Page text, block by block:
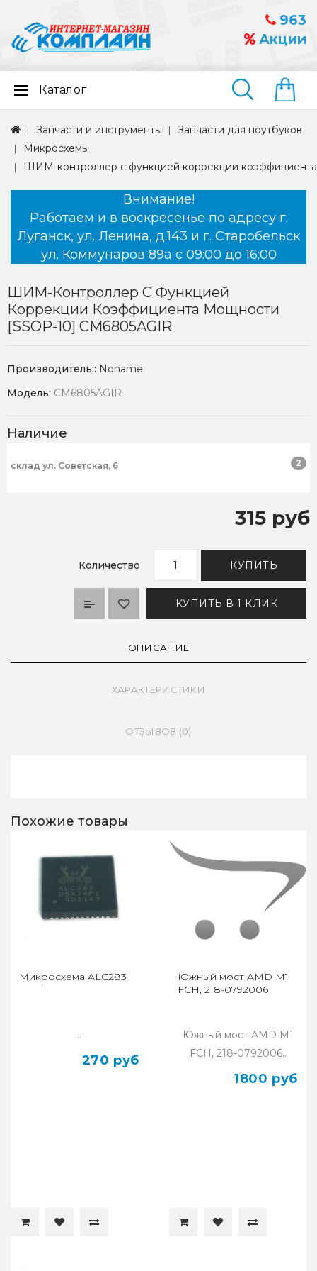
963
Акции
Найти
Каталог
Запчасти и инструменты
Запчасти для ноутбуков
Микросхемы
ШИМ-контроллер с функцией коррекции
Внимание!
Работаем и в воскресенье по адресу г.
Луганск, ул. Ленина, д.143 и г. Старобельск
ул. Коммунаров 89а с 09:00 до 16:00
ШИМ-Контроллер С Функцией
Коррекции Коэффициента Мощности
[SSOP-10] CM6805AGIR
Производитель:: Noname
Модель: CM6805AGIR
Наличие
склад ул. Советская, 6 2
315 руб
Количество КУПИТЬ
КУПИТЬ В 1 КЛИК
ОПИСАНИЕ
ХАРАКТЕРИСТИКИ
ОТЗЫВОВ (0)
Похожие товары
Микросхема ALC283
..
270 руб
Южный мост AMD M1
FCH, 218-0792006
Южный мост AMD M1
FCH, 218-0792006..
1800 руб